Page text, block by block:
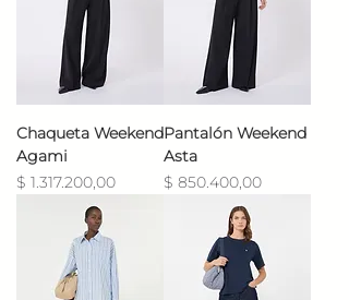
Chaqueta Weekend
Agami
Precio
$ 1.317.200,00
Pantalón Weekend
Asta
Precio
$ 850.400,00